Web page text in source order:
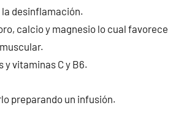
desinflamación.
calcio y magnesio lo cual favorece
y vitaminas C y B6.
preparando un infusión.